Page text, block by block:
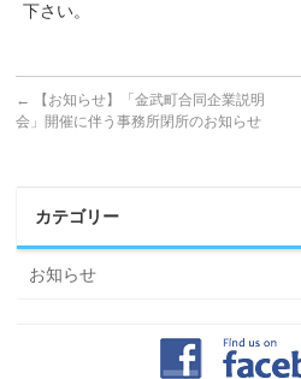
下さい。
←
【お知らせ】「金武町合同企業説明
会」開催に伴う事務所閉所のお知らせ
カテゴリー
お知らせ